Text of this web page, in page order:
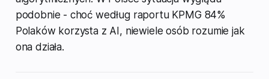
podobnie - choć według raportu KPMG 84%
Polaków korzysta z AI, niewiele osób rozumie jak
ona działa.